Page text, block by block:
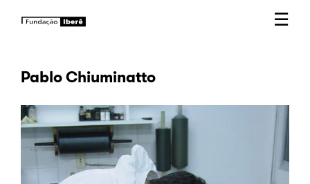
☰
Pablo Chiuminatto